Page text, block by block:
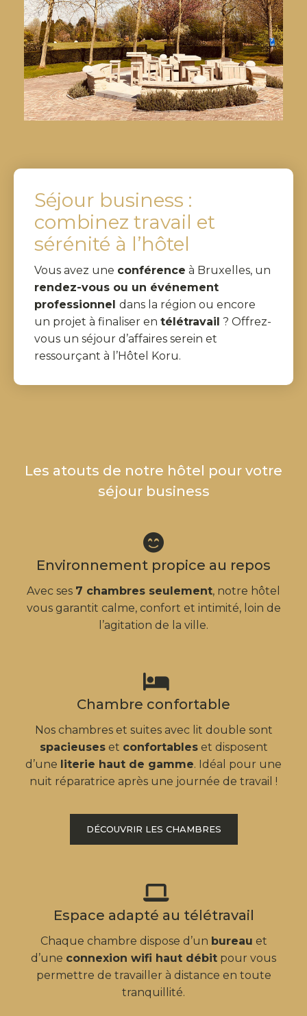
Séjour business :
combinez travail et
sérénité à l’hôtel
Vous avez une conférence à Bruxelles, un
rendez-vous ou un événement
professionnel dans la région ou encore
un projet à finaliser en télétravail ? Offrez-
vous un séjour d’affaires serein et
ressourçant à l’Hôtel Koru.
Les atouts de notre hôtel pour votre
séjour business
Environnement propice au repos
Avec ses 7 chambres seulement, notre hôtel
vous garantit calme, confort et intimité, loin de
l’agitation de la ville.
Chambre confortable
Nos chambres et suites avec lit double sont
spacieuseset confortableset disposent
d’une literie haut de gamme. Idéal pour une
nuit réparatrice après une journée de travail !
DÉCOUVRIR LES CHAMBRES
Espace adapté au télétravail
Chaque chambre dispose d’un bureau et
d’une connexion wifi haut débit pour vous
permettre de travailler à distance en toute
tranquillité.